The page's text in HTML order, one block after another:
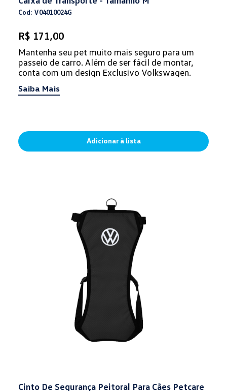
Cod: V04010024G
R$ 171,00
Mantenha seu pet muito mais seguro para um
passeio de carro. Além de ser fácil de montar,
conta com um design Exclusivo Volkswagen.
Saiba Mais
Adicionar à lista
Cinto De Segurança Peitoral Para Cães Petcare